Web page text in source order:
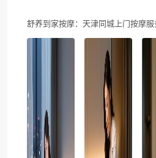
舒养到家按摩：天津同城上门按摩